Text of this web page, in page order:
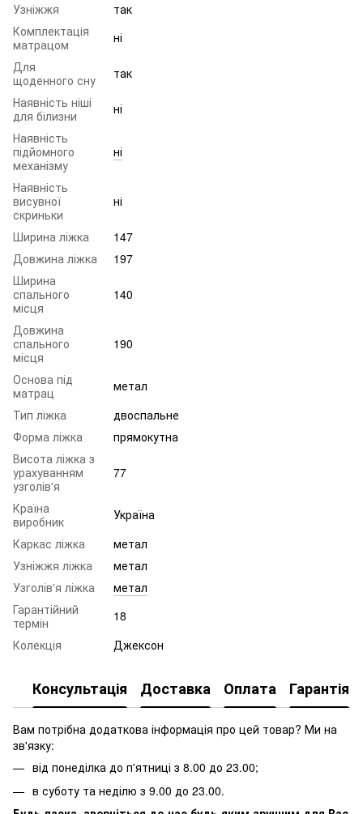
Узніжжя
так
Комплектація
матрацом
ні
Для
щоденного сну
так
Наявність ніші
для білизни
ні
Наявність
підйомного
механізму
ні
Наявність
висувної
скриньки
ні
Ширина ліжка
147
Довжина ліжка
197
Ширина
спального
місця
140
Довжина
спального
місця
190
Основа під
матрац
метал
Тип ліжка
двоспальне
Форма ліжка
прямокутна
Висота ліжка з
урахуванням
узголів'я
77
Країна
виробник
Україна
Каркас ліжка
метал
Узніжжя ліжка
метал
Узголів'я ліжка
метал
Гарантійний
термін
18
Колекція
Джексон
Консультація Доставка Оплата Гарантія
Вам потрібна додаткова інформація про цей товар? Ми на
зв'язку:
від понеділка до п'ятниці з 8.00 до 23.00;
в суботу та неділю з 9.00 до 23.00.